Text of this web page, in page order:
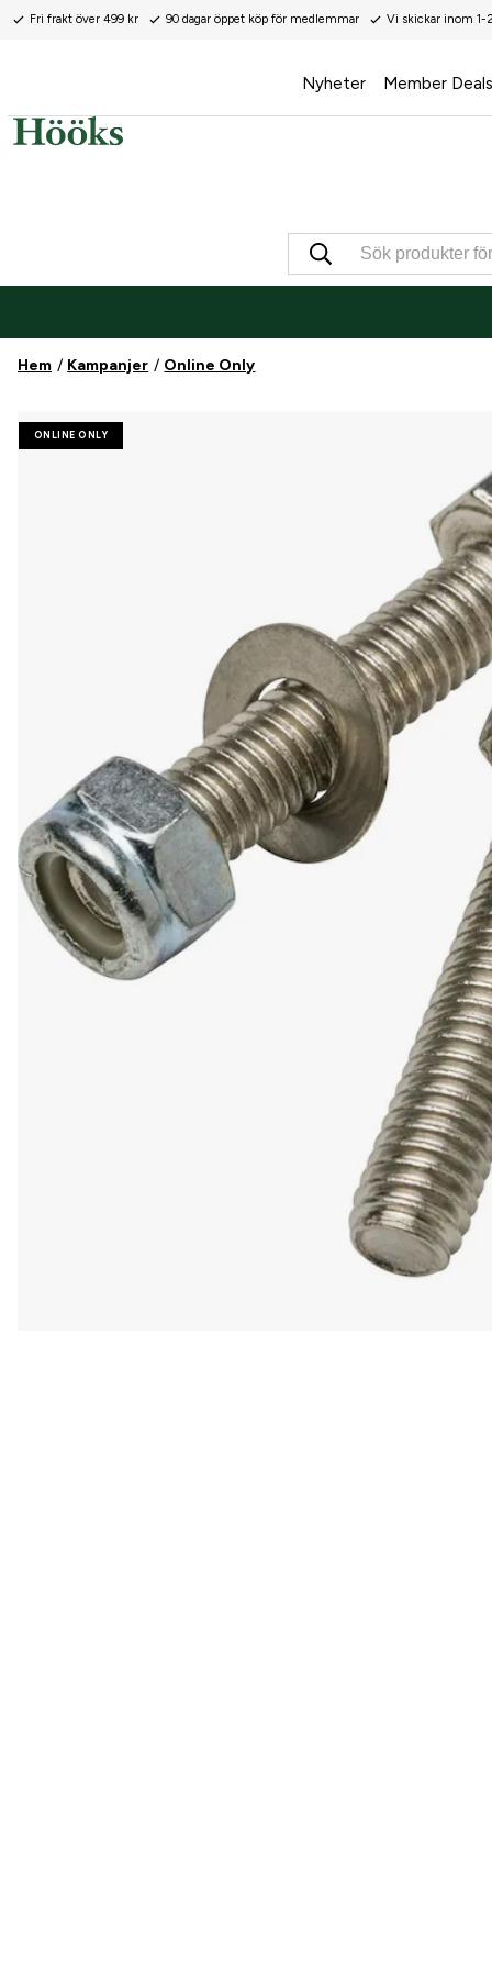
Fri frakt över 499 kr 90 dagar öppet köp för medlemmar Vi skickar inom 1-
Nyheter Member Deals
Hem Kampanjer Online Only
ONLINE ONLY